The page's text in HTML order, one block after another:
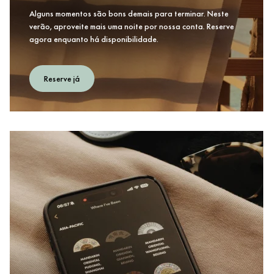
Alguns momentos são bons demais para terminar. Neste
verão, aproveite mais uma noite por nossa conta. Reserve
agora enquanto há disponibilidade.
Reserve já